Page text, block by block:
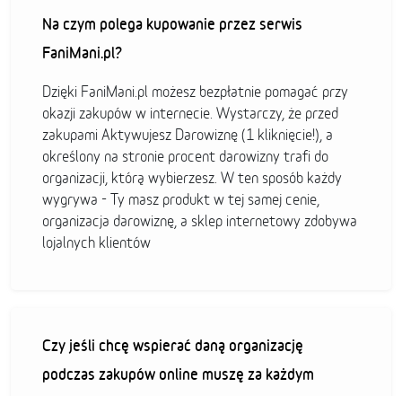
Na czym polega kupowanie przez serwis
FaniMani.pl?
Dzięki FaniMani.pl możesz bezpłatnie pomagać przy
okazji zakupów w internecie. Wystarczy, że przed
zakupami Aktywujesz Darowiznę (1 kliknięcie!), a
określony na stronie procent darowizny trafi do
organizacji, którą wybierzesz. W ten sposób każdy
wygrywa - Ty masz produkt w tej samej cenie,
organizacja darowiznę, a sklep internetowy zdobywa
lojalnych klientów
Czy jeśli chcę wspierać daną organizację
podczas zakupów online muszę za każdym